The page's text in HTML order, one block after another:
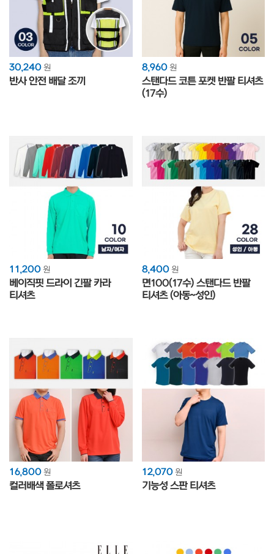
30,240 원
반사 안전 배달 조끼
8,960 원
스탠다드 코튼 포켓 반팔 티셔츠
(17수)
11,200 원
베이직핏 드라이 긴팔 카라
티셔츠
8,400 원
면100(17수) 스탠다드 반팔
티셔츠 (아동~성인)
16,800 원
컬러배색 폴로셔츠
12,070 원
기능성 스판 티셔츠